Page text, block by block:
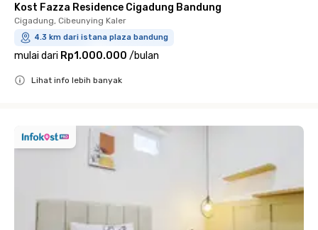
Kost Fazza Residence Cigadung Bandung
Cigadung, Cibeunying Kaler
4.3 km dari istana plaza bandung
mulai dari Rp1.000.000 /bulan
Lihat info lebih banyak